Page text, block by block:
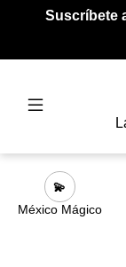
Suscríbete
💫
México Mágico